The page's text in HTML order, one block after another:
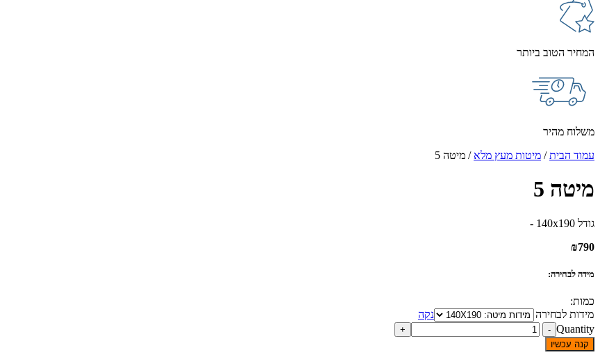
המחיר הטוב ביותר
משלוח מהיר
עמוד הבית/ מיטות מעץ מלא / מיטה 5
מיטה 5
גודל 140x190 -
₪790
מידה לבחירה:
כמות:
מידות לבחירה
נקה
Quantity
קנה עכשיו